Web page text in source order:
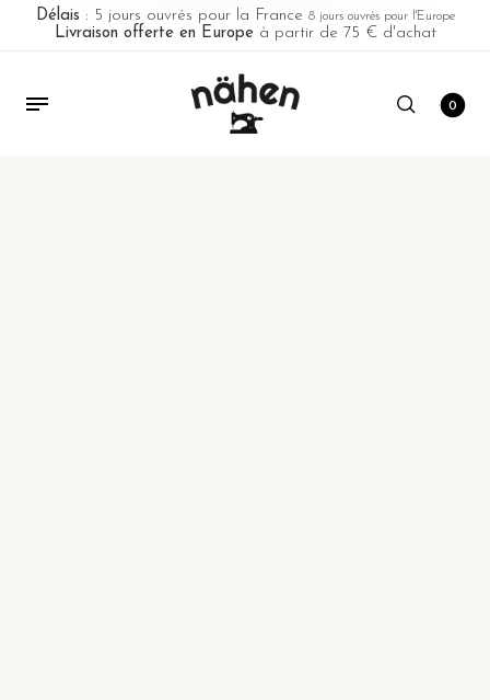
Délais : 5 jours ouvrés pour la France 8 jours ouvrés pour l'Europe
Livraison offerte en Europeà partir de 75 € d'achat
0